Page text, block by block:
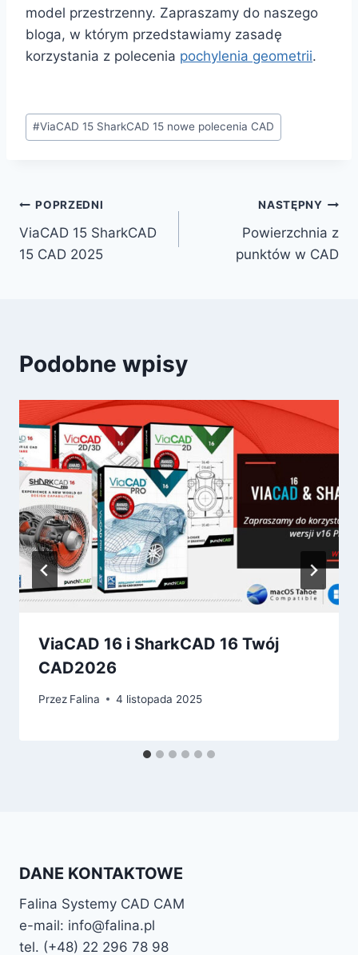
model przestrzenny. Zapraszamy do naszego
bloga, w którym przedstawiamy zasadę
korzystania z polecenia pochylenia geometrii.
Tagi
wpisu:
#ViaCAD 15 SharkCAD 15 nowe polecenia CAD
Nawigacja
wpisu
POPRZEDNI
ViaCAD 15 SharkCAD
15 CAD 2025
NASTĘPNY
Powierzchnia z
punktów w CAD
Podobne wpisy
ViaCAD 16 i SharkCAD 16 Twój
CAD2026
Przez Falina 4 listopada 2025
DANE KONTAKTOWE
Falina Systemy CAD CAM
e-mail: info@falina.pl
tel. (+48) 22 296 78 98